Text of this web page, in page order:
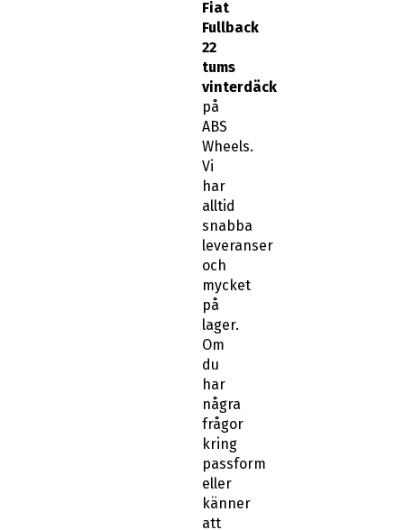
Fullback
22
tums
vinterdäck
på
ABS
Wheels.
Vi
har
alltid
snabba
leveranser
och
mycket
på
lager.
Om
du
har
några
frågor
kring
passform
eller
känner
att
du